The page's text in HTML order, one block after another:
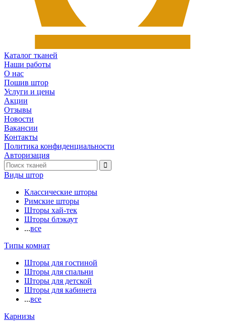
Каталог тканей
Наши работы
О нас
Пошив штор
Услуги и цены
Акции
Отзывы
Новости
Вакансии
Контакты
Политика конфиденциальности
Авторизация
Виды штор
Классические шторы
Римские шторы
Шторы хай-тек
Шторы блэкаут
...все
Типы комнат
Шторы для гостиной
Шторы для спальни
Шторы для детской
Шторы для кабинета
...все
Карнизы